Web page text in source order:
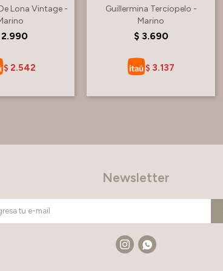
Lona Vintage -
2.990
$ 2.542
Guillermina Terciopelo -
Marino
$ 3.690
$ 3.137
Newsletter
 